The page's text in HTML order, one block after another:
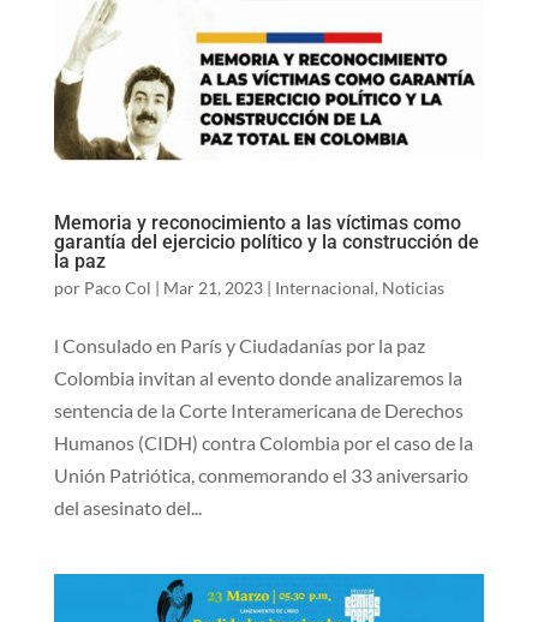
Memoria y reconocimiento a las víctimas como
garantía del ejercicio político y la construcción de
la paz
por Paco Col | Mar 21, 2023| Internacional, Noticias
l Consulado en París y Ciudadanías por la paz
Colombia invitan al evento donde analizaremos la
sentencia de la Corte Interamericana de Derechos
Humanos (CIDH) contra Colombia por el caso de la
Unión Patriótica, conmemorando el 33 aniversario
del asesinato del...